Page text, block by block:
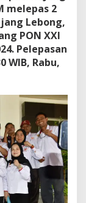
melepas 2
Lebong,
PON XXI
Pelepasan
WIB, Rabu,